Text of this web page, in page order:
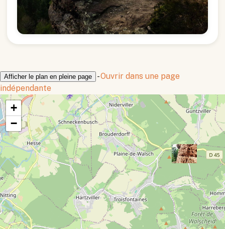
Afficher le plan en pleine page -Ouvrir dans une page
indépendante